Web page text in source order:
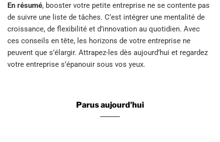
En résumé, booster votre petite entreprise ne se contente pas
de suivre une liste de tâches. C’est intégrer une mentalité de
croissance, de flexibilité et d’innovation au quotidien. Avec
ces conseils en tête, les horizons de votre entreprise ne
peuvent que s’élargir. Attrapez-les dès aujourd’hui et regardez
votre entreprise s’épanouir sous vos yeux.
Parus aujourd'hui